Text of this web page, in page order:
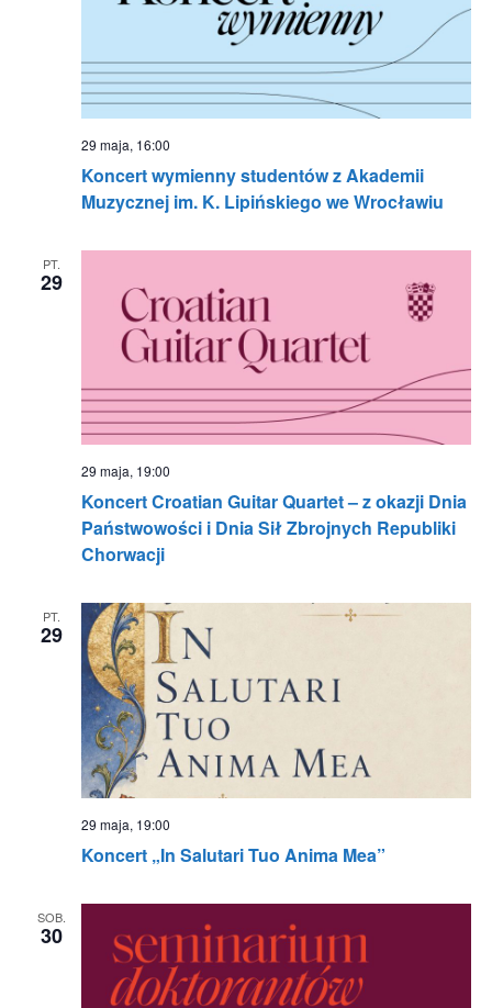
Koncert wymienny studentów z Akademii
Muzycznej im. K. Lipińskiego we Wrocławiu
29 maja, 16:00
PT.
29
Koncert Croatian Guitar Quartet – z okazji Dnia
Państwowości i Dnia Sił Zbrojnych Republiki
Chorwacji
29 maja, 19:00
PT.
29
Koncert „In Salutari Tuo Anima Mea”
29 maja, 19:00
SOB.
30